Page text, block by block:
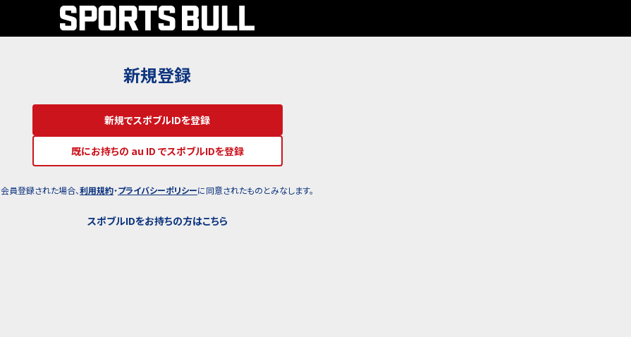
新規登録
新規でスポブルIDを登録
既にお持ちの au ID でスポブルIDを登録
会員登録された場合、利用規約・プライバシーポリシーに同意されたものとみなします。
スポブルIDをお持ちの方はこちら